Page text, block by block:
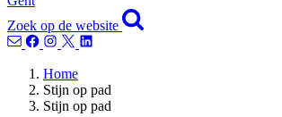
Zoek op de website
Home
Stijn op pad
Stijn op pad